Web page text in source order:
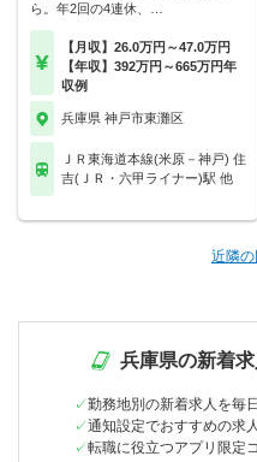
ら。年2回の4連休、…
【月収】26.0万円～47.0万円
【年収】392万円～665万円年
収例
兵庫県 神戸市東灘区
ＪＲ東海道本線(米原－神戸) 住
吉(ＪＲ・六甲ライナー)駅 他
近隣
兵庫県の新着
勤務地別の新着求人を毎
通知設定でおすすめの求
転職に役立つアプリ限定